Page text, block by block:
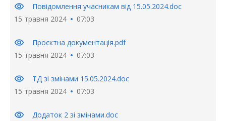
visibility
Повідомлення учасникам від 15.05.2024.doc
15 травня 2024
07:03
visibility
Проєктна документація.pdf
15 травня 2024
07:03
visibility
ТД зі змінами 15.05.2024.doc
15 травня 2024
07:03
visibility
Додаток 2 зі змінами.doc